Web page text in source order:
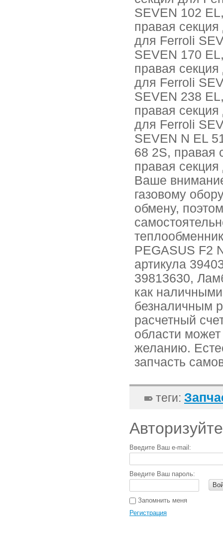
SEVEN 102
правая
для Ferroli
SEVEN 170
правая
для Ferroli
SEVEN 238
правая
для Ferroli
SEVEN N EL
68 2S, правая
правая
Ваше
газовому
обмену,
PEGASUS F2
артикула
39813630,
как
безналичным
расчетный
области
желанию.
запчасть
теги:
Введите Ваш e-mail:
Введите Ваш пароль:
Запомнить меня
Регистрация